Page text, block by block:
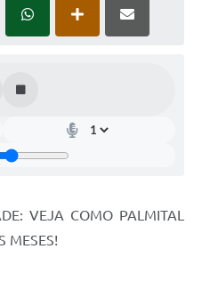
VEJA COMO PALMITAL
MESES!